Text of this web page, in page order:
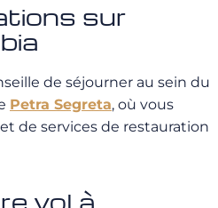
sur
de séjourner au sein du
Petra Segreta, où vous
de services de restauration
vol à